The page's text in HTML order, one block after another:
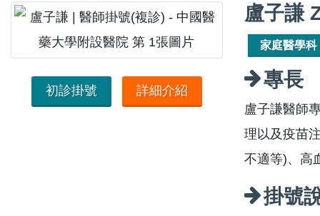
初診掛號 詳細介紹
盧子謙
家庭醫學科
專長
盧子謙醫師
理以及疫苗
不適等)、高
掛號